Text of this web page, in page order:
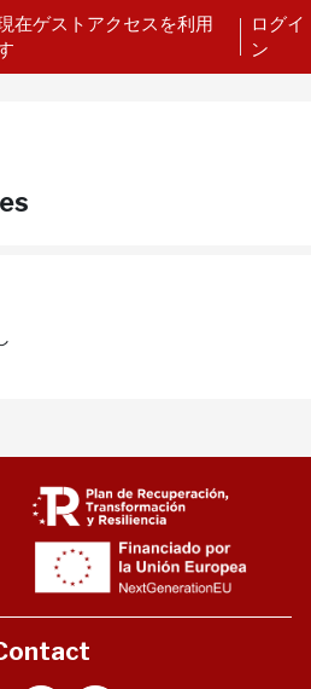
る
在ゲストアクセスを利用
ログイ
ン